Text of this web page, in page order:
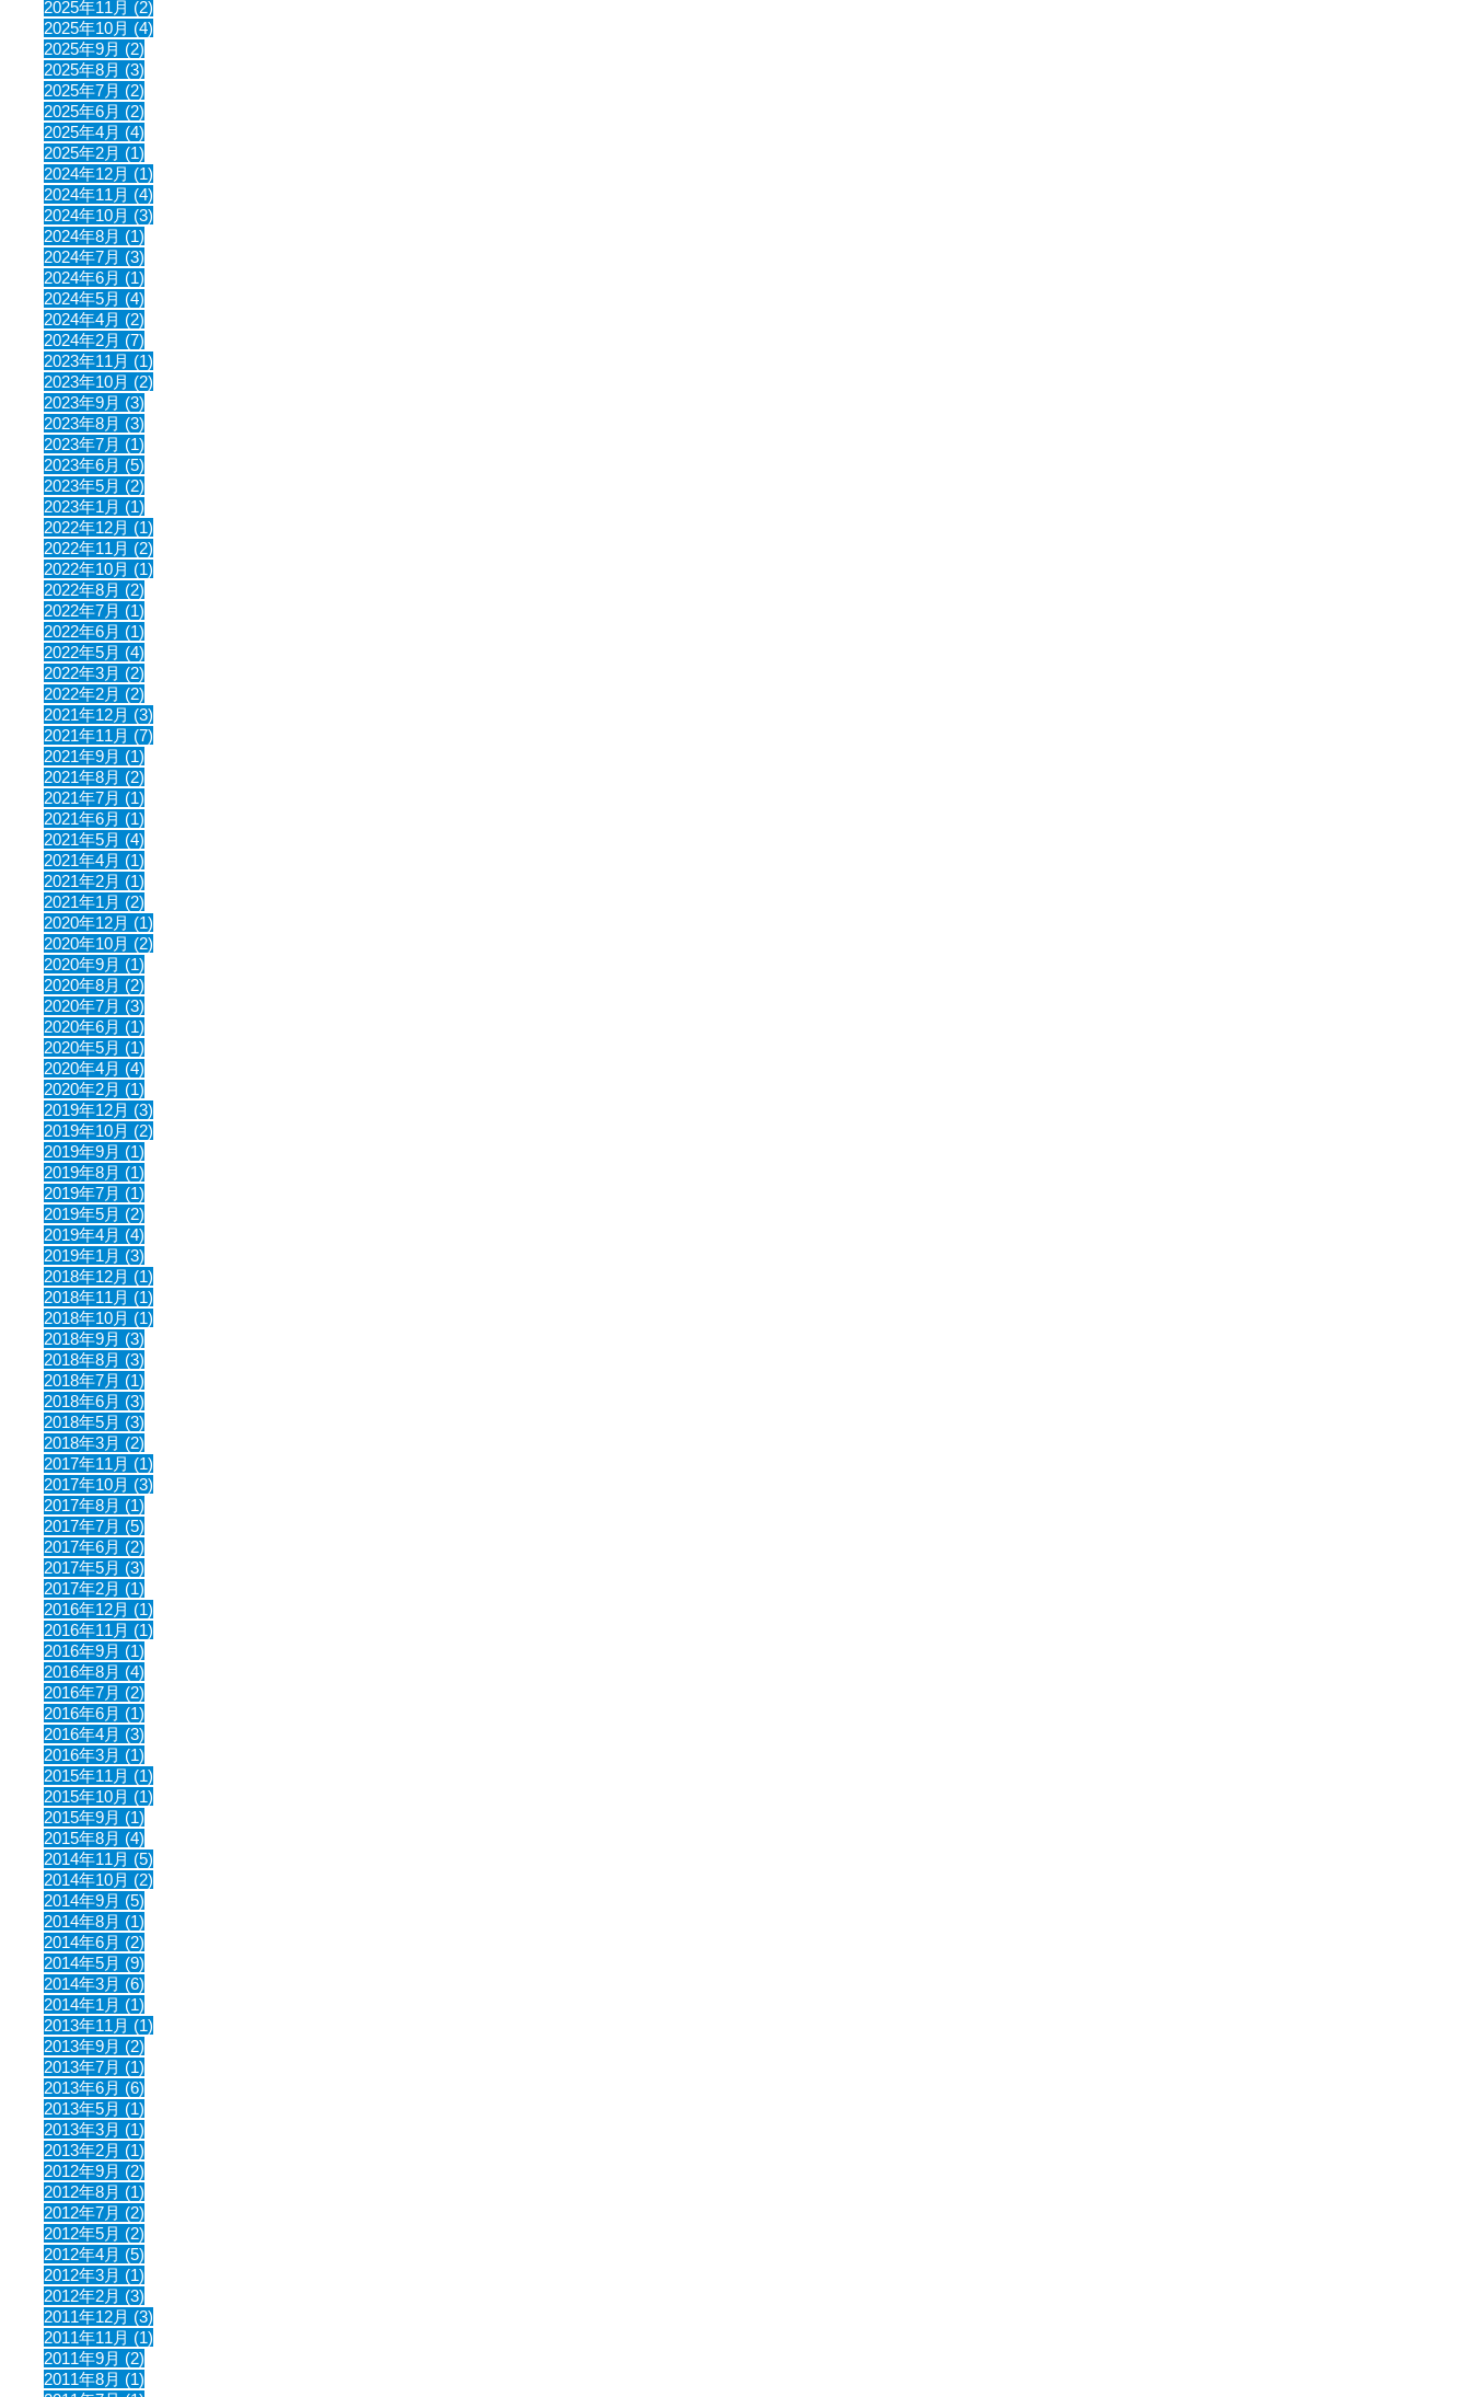
2025年11月 (2)
2025年10月 (4)
2025年9月 (2)
2025年8月 (3)
2025年7月 (2)
2025年6月 (2)
2025年4月 (4)
2025年2月 (1)
2024年12月 (1)
2024年11月 (4)
2024年10月 (3)
2024年8月 (1)
2024年7月 (3)
2024年6月 (1)
2024年5月 (4)
2024年4月 (2)
2024年2月 (7)
2023年11月 (1)
2023年10月 (2)
2023年9月 (3)
2023年8月 (3)
2023年7月 (1)
2023年6月 (5)
2023年5月 (2)
2023年1月 (1)
2022年12月 (1)
2022年11月 (2)
2022年10月 (1)
2022年8月 (2)
2022年7月 (1)
2022年6月 (1)
2022年5月 (4)
2022年3月 (2)
2022年2月 (2)
2021年12月 (3)
2021年11月 (7)
2021年9月 (1)
2021年8月 (2)
2021年7月 (1)
2021年6月 (1)
2021年5月 (4)
2021年4月 (1)
2021年2月 (1)
2021年1月 (2)
2020年12月 (1)
2020年10月 (2)
2020年9月 (1)
2020年8月 (2)
2020年7月 (3)
2020年6月 (1)
2020年5月 (1)
2020年4月 (4)
2020年2月 (1)
2019年12月 (3)
2019年10月 (2)
2019年9月 (1)
2019年8月 (1)
2019年7月 (1)
2019年5月 (2)
2019年4月 (4)
2019年1月 (3)
2018年12月 (1)
2018年11月 (1)
2018年10月 (1)
2018年9月 (3)
2018年8月 (3)
2018年7月 (1)
2018年6月 (3)
2018年5月 (3)
2018年3月 (2)
2017年11月 (1)
2017年10月 (3)
2017年8月 (1)
2017年7月 (5)
2017年6月 (2)
2017年5月 (3)
2017年2月 (1)
2016年12月 (1)
2016年11月 (1)
2016年9月 (1)
2016年8月 (4)
2016年7月 (2)
2016年6月 (1)
2016年4月 (3)
2016年3月 (1)
2015年11月 (1)
2015年10月 (1)
2015年9月 (1)
2015年8月 (4)
2014年11月 (5)
2014年10月 (2)
2014年9月 (5)
2014年8月 (1)
2014年6月 (2)
2014年5月 (9)
2014年3月 (6)
2014年1月 (1)
2013年11月 (1)
2013年9月 (2)
2013年7月 (1)
2013年6月 (6)
2013年5月 (1)
2013年3月 (1)
2013年2月 (1)
2012年9月 (2)
2012年8月 (1)
2012年7月 (2)
2012年5月 (2)
2012年4月 (5)
2012年3月 (1)
2012年2月 (3)
2011年12月 (3)
2011年11月 (1)
2011年9月 (2)
2011年8月 (1)